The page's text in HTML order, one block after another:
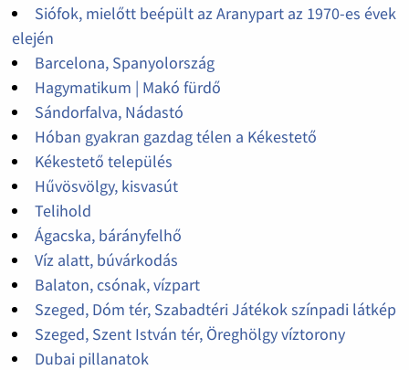
Siófok, mielőtt beépült az Aranypart az 1970-es évek
elején
Barcelona, Spanyolország
Hagymatikum | Makó fürdő
Sándorfalva, Nádastó
Hóban gyakran gazdag télen a Kékestető
Kékestető település
Hűvösvölgy, kisvasút
Telihold
Ágacska, bárányfelhő
Víz alatt, búvárkodás
Balaton, csónak, vízpart
Szeged, Dóm tér, Szabadtéri Játékok színpadi látkép
Szeged, Szent István tér, Öreghölgy víztorony
Dubai pillanatok